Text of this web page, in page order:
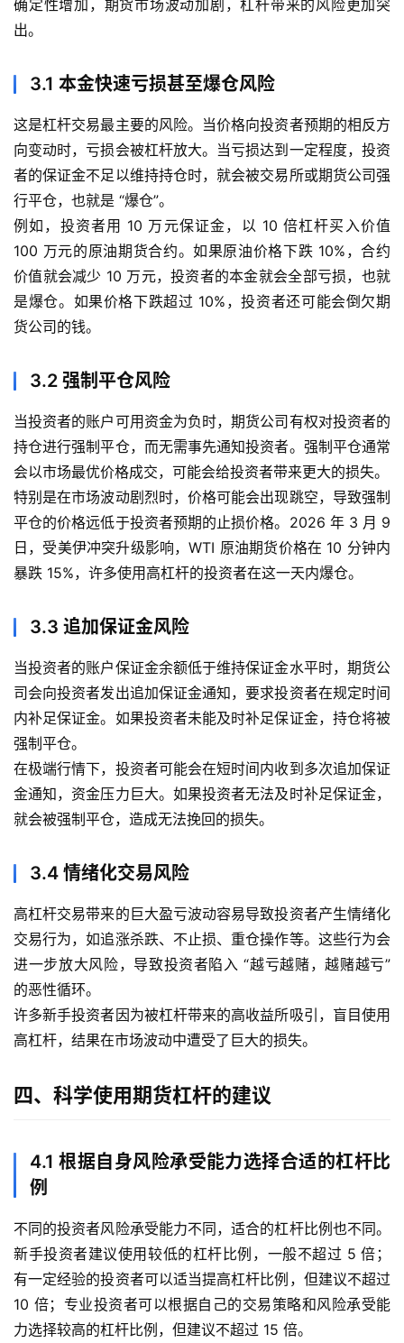
指
期
指
期
货
期
货
开
户
白
期
纳
指
期
货
股
货
黄
金
期
货
确定性增加，期货市场波动加剧，杠杆带来的风险更加突
出。
3.1 本金快速亏损甚至爆仓风险
这是杠杆交易最主要的风险。当价格向投资者预期的相反方
向变动时，亏损会被杠杆放大。当亏损达到一定程度，投资
者的保证金不足以维持持仓时，就会被交易所或期货公司强
行平仓，也就是 “爆仓”。
例如，投资者用 10 万元保证金，以 10 倍杠杆买入价值
100 万元的原油期货合约。如果原油价格下跌 10%，合约
价值就会减少 10 万元，投资者的本金就会全部亏损，也就
是爆仓。如果价格下跌超过 10%，投资者还可能会倒欠期
货公司的钱。
3.2 强制平仓风险
当投资者的账户可用资金为负时，期货公司有权对投资者的
持仓进行强制平仓，而无需事先通知投资者。强制平仓通常
会以市场最优价格成交，可能会给投资者带来更大的损失。
特别是在市场波动剧烈时，价格可能会出现跳空，导致强制
平仓的价格远低于投资者预期的止损价格。2026 年 3 月 9
日，受美伊冲突升级影响，WTI 原油期货价格在 10 分钟内
暴跌 15%，许多使用高杠杆的投资者在这一天内爆仓。
3.3 追加保证金风险
当投资者的账户保证金余额低于维持保证金水平时，期货公
司会向投资者发出追加保证金通知，要求投资者在规定时间
内补足保证金。如果投资者未能及时补足保证金，持仓将被
强制平仓。
在极端行情下，投资者可能会在短时间内收到多次追加保证
金通知，资金压力巨大。如果投资者无法及时补足保证金，
就会被强制平仓，造成无法挽回的损失。
3.4 情绪化交易风险
高杠杆交易带来的巨大盈亏波动容易导致投资者产生情绪化
交易行为，如追涨杀跌、不止损、重仓操作等。这些行为会
进一步放大风险，导致投资者陷入 “越亏越赌，越赌越亏”
的恶性循环。
许多新手投资者因为被杠杆带来的高收益所吸引，盲目使用
高杠杆，结果在市场波动中遭受了巨大的损失。
四、科学使用期货杠杆的建议
4.1 根据自身风险承受能力选择合适的杠杆比
例
不同的投资者风险承受能力不同，适合的杠杆比例也不同。
新手投资者建议使用较低的杠杆比例，一般不超过 5 倍；
有一定经验的投资者可以适当提高杠杆比例，但建议不超过
10 倍；专业投资者可以根据自己的交易策略和风险承受能
力选择较高的杠杆比例，但建议不超过 15 倍。